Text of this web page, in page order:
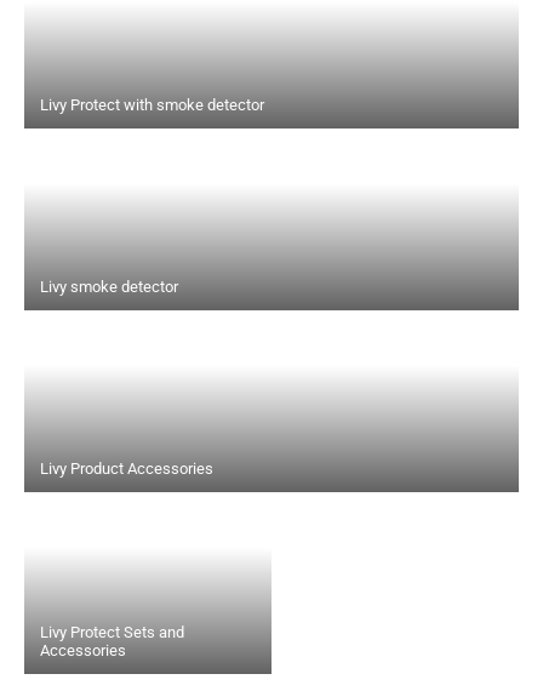
Livy Protect with smoke detector
Livy smoke detector
Livy Product Accessories
Livy Protect Sets and
Accessories